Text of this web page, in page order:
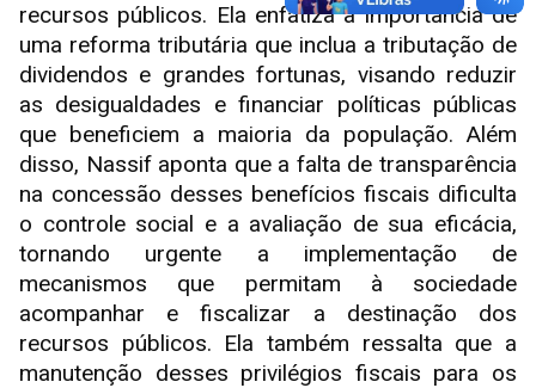
recursos públicos. Ela enfatiza a importância de
uma reforma tributária que inclua a tributação de
dividendos e grandes fortunas, visando reduzir
as desigualdades e financiar políticas públicas
que beneficiem a maioria da população. Além
disso, Nassif aponta que a falta de transparência
na concessão desses benefícios fiscais dificulta
o controle social e a avaliação de sua eficácia,
tornando urgente a implementação de
mecanismos que permitam à sociedade
acompanhar e fiscalizar a destinação dos
recursos públicos. Ela também ressalta que a
manutenção desses privilégios fiscais para os